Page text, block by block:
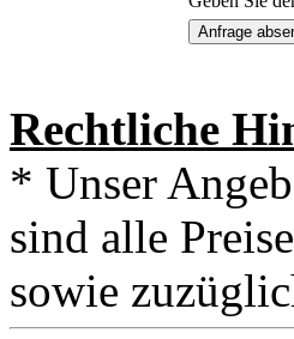
Rechtliche
* Unser
sind alle
sowie